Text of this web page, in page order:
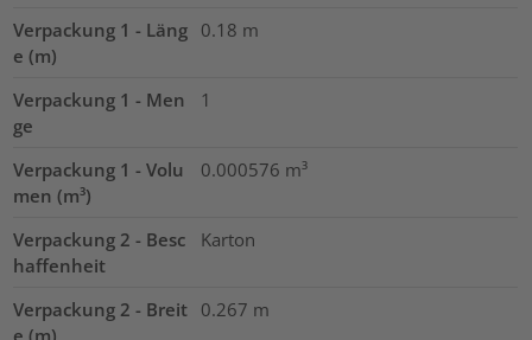
Verpackung 1 - Läng
e (m)
0.18 m
Verpackung 1 - Men
ge
1
Verpackung 1 - Volu
men (m³)
0.000576 m³
Verpackung 2 - Besc
haffenheit
Karton
Verpackung 2 - Breit 0.267 m